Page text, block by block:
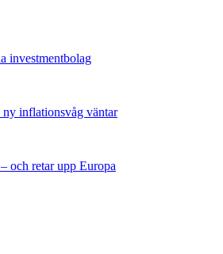
investmentbolag
inflationsvåg väntar
och retar upp Europa